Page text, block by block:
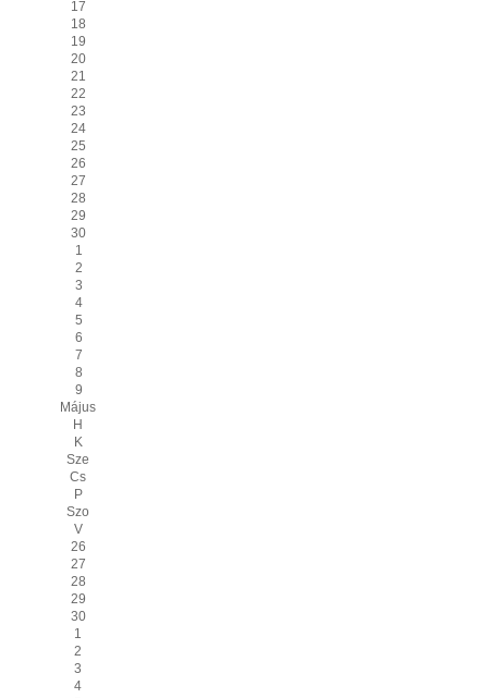
17
18
19
20
21
22
23
24
25
26
27
28
29
30
1
2
3
4
5
6
7
8
9
Május
H
K
Sze
Cs
P
Szo
V
26
27
28
29
30
1
2
3
4